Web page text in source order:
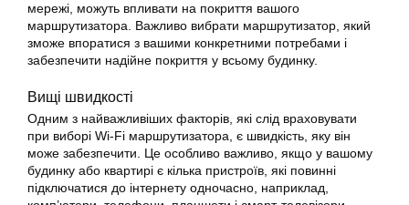
мережі, можуть впливати на покриття вашого
маршрутизатора. Важливо вибрати маршрутизатор, який
зможе впоратися з вашими конкретними потребами і
забезпечити надійне покриття у всьому будинку.
Вищі швидкості
Одним з найважливіших факторів, які слід враховувати
при виборі Wi-Fi маршрутизатора, є швидкість, яку він
може забезпечити. Це особливо важливо, якщо у вашому
будинку або квартирі є кілька пристроїв, які повинні
підключатися до інтернету одночасно, наприклад,